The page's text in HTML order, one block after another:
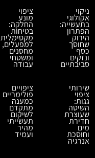
ניקוי
אקולוגי
בתעשייה:
הפתרון
הירוק
שחוסך
כסף
ונזקים
סביבתיים
ציפוי
מונע
החלקה:
בטיחות
מקסימלית
למפעלים,
מחסנים
ומשטחי
עבודה
שירותי
ציפוי
גגות:
השיטה
שעוצרת
חדירת
מים
וחוסכת
אנרגיה
ציפויים
פולימריים
כמענה
מתקדם
לשיקום
תעשייתי
מהיר
ועמיד